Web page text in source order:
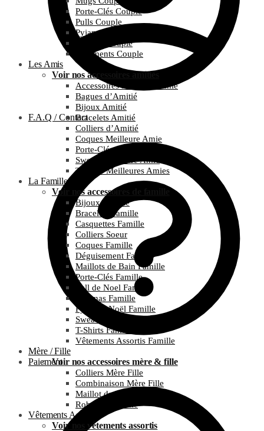
F.A.Q / Contact
Paiement
Porte-Clés Couple
Pulls Couple
Pyjamas Couple
T-Shirts Couple
Vêtements Couple
Les Amis
Voir nos accessoires amitiés
Accessoires Meilleure Amie
Bagues d’Amitié
Bijoux Amitié
Bracelets Amitié
Colliers d’Amitié
Coques Meilleure Amie
Porte-Clés Amitié
Sweats Meilleure Amie
T-Shirts Meilleures Amies
La Famille
Voir nos accessoires de famille
Bijoux Famille
Bracelets Famille
Casquettes Famille
Colliers Soeur
Coques Famille
Déguisement Famille
Maillots de Bain Famille
Porte-Clés Famille
Pull de Noel Famille
Pyjamas Famille
Pyjamas Noël Famille
Sweats Famille
T-Shirts Famille
Vêtements Assortis Famille
Mère / Fille
Voir nos accessoires mère & fille
Colliers Mère Fille
Combinaison Mère Fille
Maillot de bain Mère Fille
Robes Mère Fille
Vêtements Assortis
Voir nos vêtements assortis